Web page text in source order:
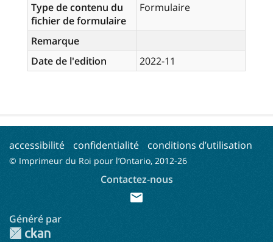
Type de contenu du
fichier de formulaire
Formulaire
Remarque
Date de l'edition
2022-11
accessibilité confidentialité conditions d’utilisation
© Imprimeur du Roi pour l’Ontario, 2012-26
Contactez-nous
mail
Généré par